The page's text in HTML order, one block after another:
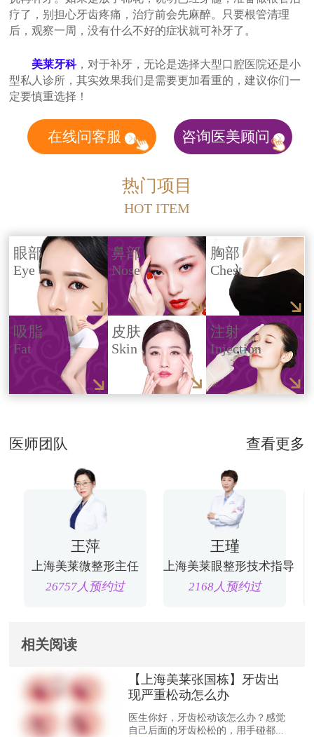
疗了，别担心牙齿疼痛，治疗前会先麻醉。只要根管清理
后，观察一周，没有什么不好的症状就可补牙了。
美莱牙科，对于补牙，无论是选择大型口腔医院还是小
型私人诊所，其实效果我们是需要更加看重的，建议你们一
定要慎重选择！
在线问客服 咨询医美顾问
热门项目
HOT ITEM
眼部
Eye
鼻部
Nose
胸部
Chest
吸脂
Fat
皮肤
Skin
注射
Injection
医师团队 查看更多
王萍
上海美莱微整形主任
26757人预约过
王瑾
上海美莱眼整形技术指导
2168人预约过
相关阅读
【上海美莱张国栋】牙齿出
现严重松动怎么办
医生你好，牙齿松动该怎么办？感觉
自己后面的牙齿松松的，用手碰都...